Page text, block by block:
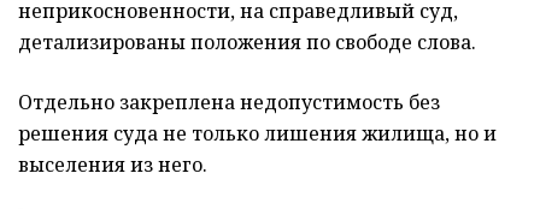
неприкосновенности, на справедливый суд,
детализированы положения по свободе слова.
Отдельно закреплена недопустимость без
решения суда не только лишения жилища, но и
выселения из него.